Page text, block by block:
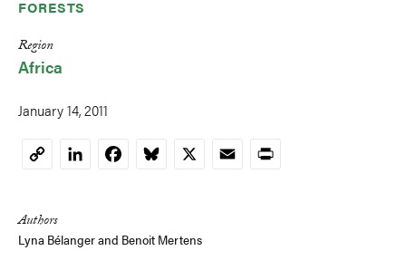
FORESTS
Region
Africa
January 14, 2011
CopyLinkedInFacebookBluesky
X EmailPrint
Authors
Lyna Bélangerand Benoit Mertens